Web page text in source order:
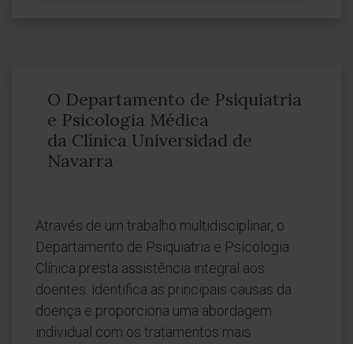
O Departamento de Psiquiatria
e Psicologia Médica
da Clínica Universidad de
Navarra
Através de um trabalho multidisciplinar, o
Departamento de Psiquiatria e Psicologia
Clínica presta assistência integral aos
doentes: identifica as principais causas da
doença e proporciona uma abordagem
individual com os tratamentos mais